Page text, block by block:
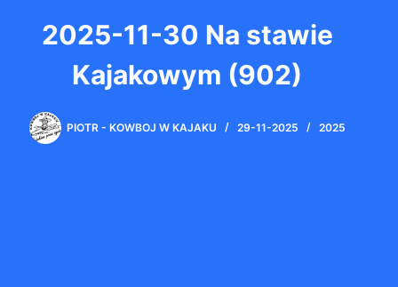
2025-11-30 Na stawie
Kajakowym (902)
PIOTR - KOWBOJ W KAJAKU 29-11-2025 2025